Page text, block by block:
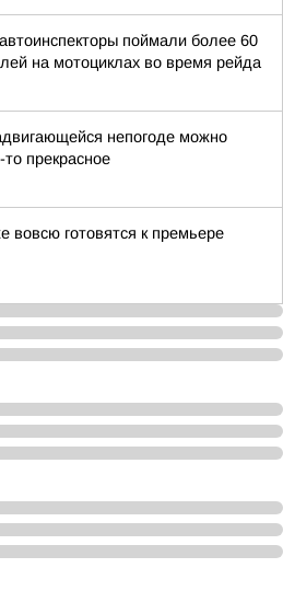
поймали более 60
на мотоциклах во время рейда
непогоде можно
то прекрасное
вовсю готовятся к премьере